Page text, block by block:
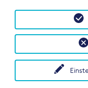
Deutschland und
© 2026